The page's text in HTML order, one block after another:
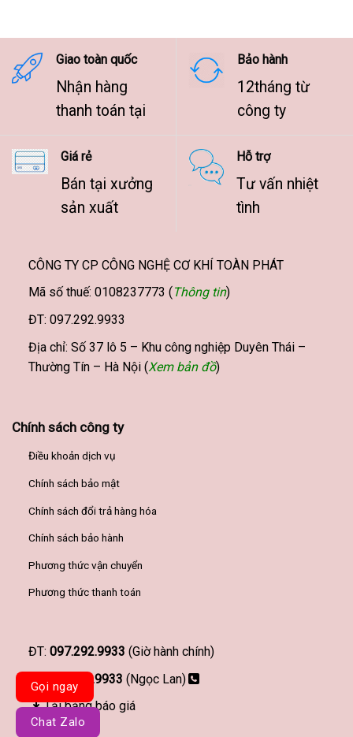
9.500.000 ₫
Giao toàn quốc
Nhận hàng
thanh toán tại
Bảo hành
12tháng từ
công ty
Giá rẻ
Bán tại xưởng
sản xuất
Hỗ trợ
Tư vấn nhiệt
tình
CÔNG TY CP CÔNG NGHỆ CƠ KHÍ TOÀN PHÁT
Mã số thuế: 0108237773 ( Thông tin)
ĐT: 097.292.9933
Địa chỉ: Số 37 lô 5 – Khu công nghiệp Duyên Thái –
Thường Tín – Hà Nội (Xem bản đồ)
Chính sách công ty
Điều khoản dịch vụ
Chính sách bảo mật
Chính sách đổi trả hàng hóa
Chính sách bảo hành
Phương thức vận chuyển
Phương thức thanh toán
ĐT: 097.292.9933 (Giờ hành chính)
097.292.9933 (Ngọc Lan)
Tải bảng báo giá
Gọi ngay
Chat Zalo